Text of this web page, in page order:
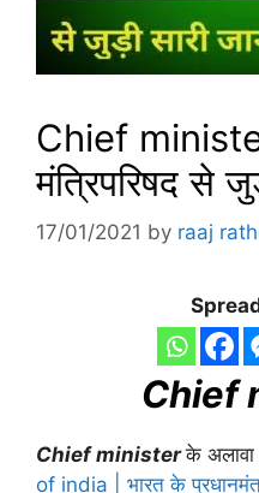
Chief
मंत्रिपरिषद से
17/01/2021 by raaj
Chief
Chief ministerके
of india | भारत के